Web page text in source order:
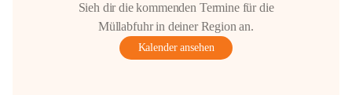
Sieh dir die kommenden Termine für die
Müllabfuhr in deiner Region an.
Kalender ansehen